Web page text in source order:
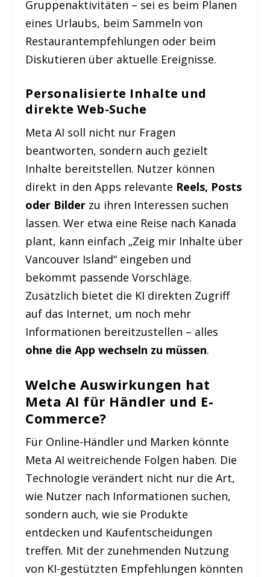
Gruppenaktivitäten – sei es beim Planen
eines Urlaubs, beim Sammeln von
Restaurantempfehlungen oder beim
Diskutieren über aktuelle Ereignisse.
Personalisierte Inhalte und
direkte Web-Suche
Meta AI soll nicht nur Fragen
beantworten, sondern auch gezielt
Inhalte bereitstellen. Nutzer können
direkt in den Apps relevante Reels, Posts
oder Bilder zu ihren Interessen suchen
lassen. Wer etwa eine Reise nach Kanada
plant, kann einfach „Zeig mir Inhalte über
Vancouver Island“ eingeben und
bekommt passende Vorschläge.
Zusätzlich bietet die KI direkten Zugriff
auf das Internet, um noch mehr
Informationen bereitzustellen – alles
ohne die App wechseln zu müssen.
Welche Auswirkungen hat
Meta AI für Händler und E-
Commerce?
Für Online-Händler und Marken könnte
Meta AI weitreichende Folgen haben. Die
Technologie verändert nicht nur die Art,
wie Nutzer nach Informationen suchen,
sondern auch, wie sie Produkte
entdecken und Kaufentscheidungen
treffen. Mit der zunehmenden Nutzung
von KI-gestützten Empfehlungen könnten